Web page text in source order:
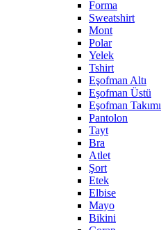
Forma
Sweatshirt
Mont
Polar
Yelek
Tshirt
Eşofman Altı
Eşofman Üstü
Eşofman Takımı
Pantolon
Tayt
Bra
Atlet
Şort
Etek
Elbise
Mayo
Bikini